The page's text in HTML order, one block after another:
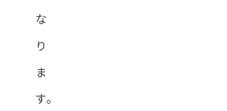
な
り
ま
す。